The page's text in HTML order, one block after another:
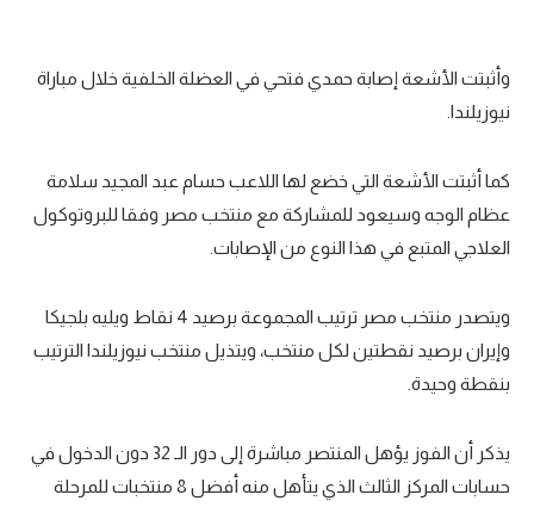
وأثبتت الأشعة إصابة حمدي فتحي في العضلة الخلفية خلال مباراة
نيوزيلندا.
كما أثبتت الأشعة التي خضع لها اللاعب حسام عبد المجيد سلامة
عظام الوجه وسيعود للمشاركة مع منتخب مصر وفقا للبروتوكول
العلاجي المتبع في هذا النوع من الإصابات.
ويتصدر منتخب مصر ترتيب المجموعة برصيد 4 نقاط ويليه بلجيكا
وإيران برصيد نقطتين لكل منتخب، ويتذيل منتخب نيوزيلندا الترتيب
بنقطة وحيدة.
يذكر أن الفوز يؤهل المنتصر مباشرة إلى دور الـ 32 دون الدخول في
حسابات المركز الثالث الذي يتأهل منه أفضل 8 منتخبات للمرحلة